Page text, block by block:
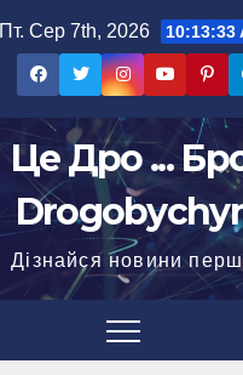
Пт. Сер 7th, 2026 10:13:34
Це Дро ...
Дізнайся новини